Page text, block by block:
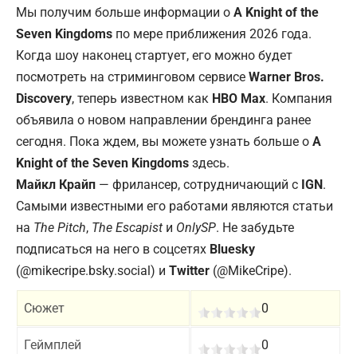
Мы получим больше информации о A Knight of the
Seven Kingdoms по мере приближения 2026 года.
Когда шоу наконец стартует, его можно будет
посмотреть на стриминговом сервисе Warner Bros.
Discovery, теперь известном как HBO Max. Компания
объявила о новом направлении брендинга ранее
сегодня. Пока ждем, вы можете узнать больше о A
Knight of the Seven Kingdoms здесь.
Майкл Крайп — фрилансер, сотрудничающий с IGN.
Самыми известными его работами являются статьи
на The Pitch, The Escapist и OnlySP. Не забудьте
подписаться на него в соцсетях Bluesky
(@mikecripe.bsky.social) и Twitter (@MikeCripe).
Сюжет 0
Геймплей 0